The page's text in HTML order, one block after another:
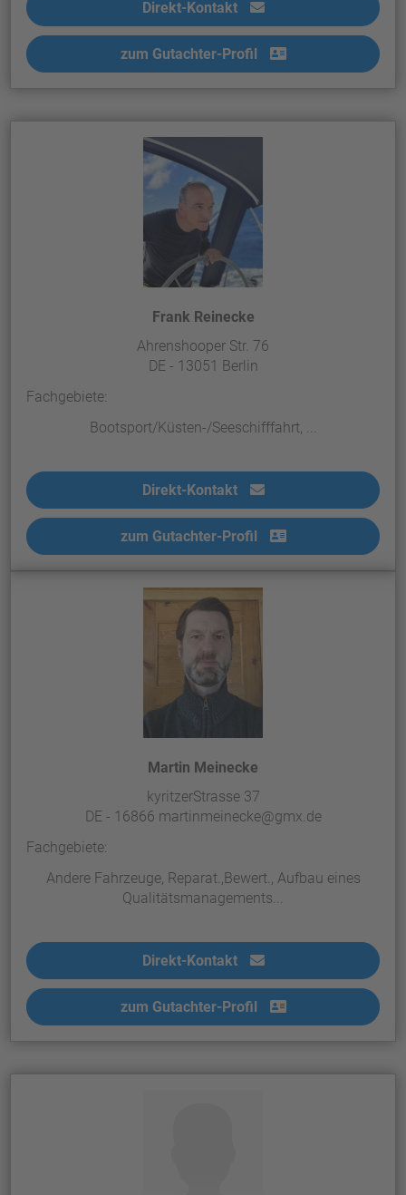
Direkt-Kontakt
zum Gutachter-Profil
Frank Reinecke
Ahrenshooper Str. 76
DE - 13051 Berlin
Fachgebiete:
Bootsport/Küsten-/Seeschifffahrt, ...
Direkt-Kontakt
zum Gutachter-Profil
Martin Meinecke
kyritzerStrasse 37
DE - 16866 martinmeinecke@gmx.de
Fachgebiete:
Andere Fahrzeuge, Reparat.,Bewert., Aufbau eines
Qualitätsmanagements...
Direkt-Kontakt
zum Gutachter-Profil